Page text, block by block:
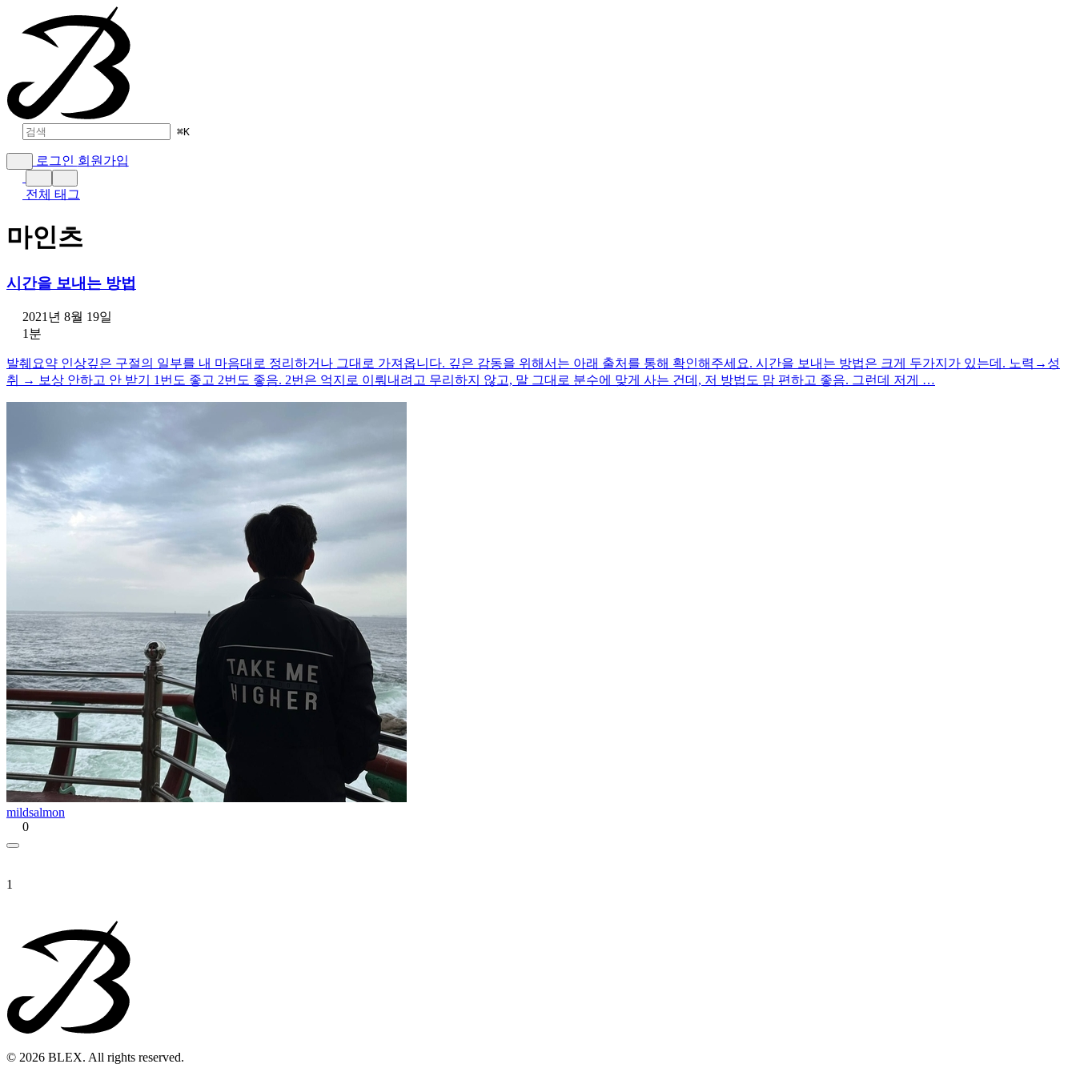
⌘K
로그인 회원가입
전체 태그
마인츠
시간을 보내는 방법
2021년 8월 19일
1분
발췌요약 인상깊은 구절의 일부를 내 마음대로 정리하거나 그대로 가져옵니다. 깊은 감동을 위해서는 아래 출처를 통해 확인해주세요. 시간을 보내는 방법은 크게 두가지가 있는데. 노력→성
취 → 보상 안하고 안 받기 1번도 좋고 2번도 좋음. 2번은 억지로 이뤄내려고 무리하지 않고, 말 그대로 분수에 맞게 사는 건데, 저 방법도 맘 편하고 좋음. 그런데 저게 …
mildsalmon
0
1
© 2026 BLEX. All rights reserved.